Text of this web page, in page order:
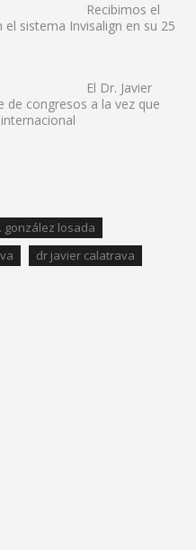
Recibimos el
sistema Invisalign en su 25
El Dr. Javier
de congresos a la vez que
gonzález losada
dr javier calatrava